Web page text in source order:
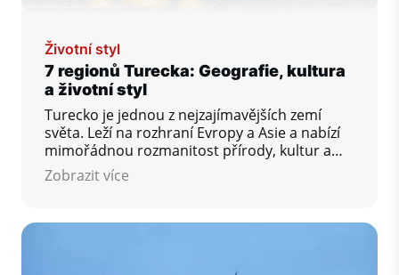
Životní styl
7 regionů Turecka: Geografie, kultura
a životní styl
Turecko je jednou z nejzajímavějších zemí
světa. Leží na rozhraní Evropy a Asie a nabízí
mimořádnou rozmanitost přírody, kultur a
životního stylu. Od slunečních pláží
Středozemního moře až po zelené hory u
jedinečnou atmosféru.
Zobrazit více